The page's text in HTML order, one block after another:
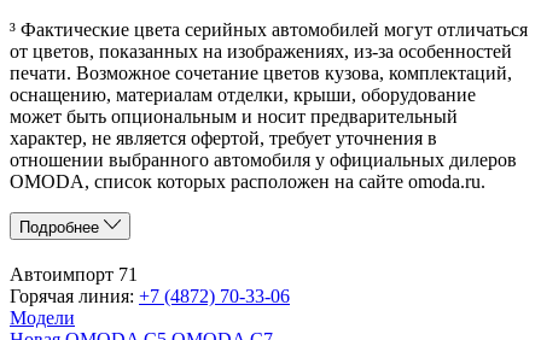
³ Фактические цвета серийных автомобилей могут отличаться
от цветов, показанных на изображениях, из-за особенностей
печати. Возможное сочетание цветов кузова, комплектаций,
оснащению, материалам отделки, крыши, оборудование
может быть опциональным и носит предварительный
характер, не является офертой, требует уточнения в
отношении выбранного автомобиля у официальных дилеров
OMODA, список которых расположен на сайте omoda.ru.
Подробнее
Автоимпорт 71
Горячая линия: +7 (4872) 70-33-06
Модели